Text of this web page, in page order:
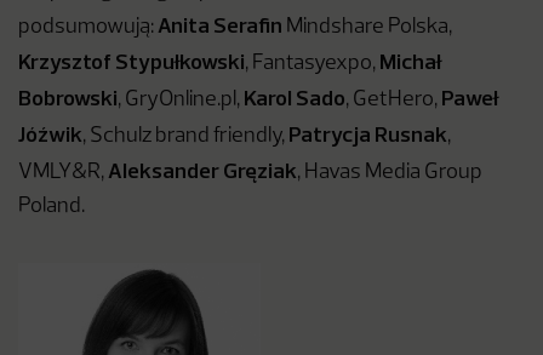
podsumowują: Anita Serafin Mindshare Polska,
Krzysztof Stypułkowski, Fantasyexpo, Michał
Bobrowski, GryOnline.pl, Karol Sado, GetHero, Paweł
Jóźwik, Schulz brand friendly, Patrycja Rusnak,
VMLY&R, Aleksander Gręziak, Havas Media Group
Poland.